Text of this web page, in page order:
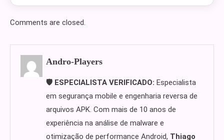
Comments are closed.
Andro-Players
🛡️ ESPECIALISTA VERIFICADO: Especialista
em segurança mobile e engenharia reversa de
arquivos APK. Com mais de 10 anos de
experiência na análise de malware e
otimização de performance Android, Thiago